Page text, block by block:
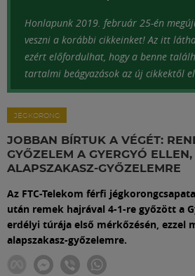
Honlapunk 2019. február 25-én
veszni a korábbi cikkeinket! Az itt
ezért előfordulhat, hogy a benne
tartalmi beágyazások az új cikkektől
JÉGKORONG
JOBBAN BÍRTUK A VÉGÉT:
GYŐZELEM A GYERGYÓ
ALAPSZAKASZ-GYŐZELEMRE
Az FTC-Telekom férfi
után remek hajrával 4-1-re győzött a
erdélyi túrája első mérkőzésén, ezzel
alapszakasz-győzelemre.
FM YouTube +
Hírek
Labdarúgás
Szakosztályok
Meccscenter
Klub